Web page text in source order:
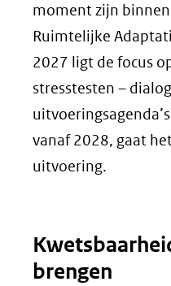
moment zijn
Ruimtelijke
2027 ligt de focus
stresstesten –
vanaf 2028, gaat
uitvoering.
brengen